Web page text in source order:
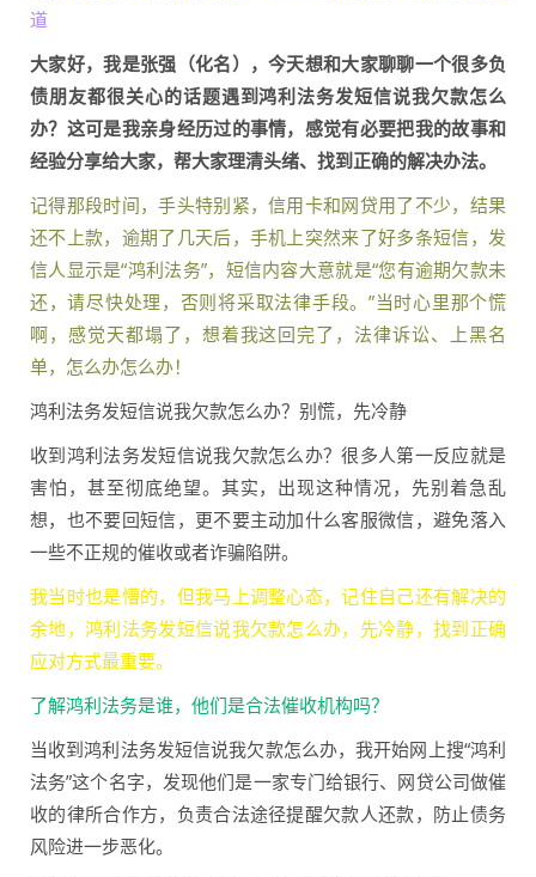
道
大家好，我是张强（化名），今天想和大家聊聊一个很多负
债朋友都很关心的话题遇到鸿利法务发短信说我欠款怎么
办？这可是我亲身经历过的事情，感觉有必要把我的故事和
经验分享给大家，帮大家理清头绪、找到正确的解决办法。
记得那段时间，手头特别紧，信用卡和网贷用了不少，结果
还不上款，逾期了几天后，手机上突然来了好多条短信，发
信人显示是“鸿利法务”，短信内容大意就是“您有逾期欠款未
还，请尽快处理，否则将采取法律手段。”当时心里那个慌
啊，感觉天都塌了，想着我这回完了，法律诉讼、上黑名
单，怎么办怎么办！
鸿利法务发短信说我欠款怎么办？别慌，先冷静
收到鸿利法务发短信说我欠款怎么办？很多人第一反应就是
害怕，甚至彻底绝望。其实，出现这种情况，先别着急乱
想，也不要回短信，更不要主动加什么客服微信，避免落入
一些不正规的催收或者诈骗陷阱。
我当时也是懵的，但我马上调整心态，记住自己还有解决的
余地，鸿利法务发短信说我欠款怎么办，先冷静，找到正确
应对方式最重要。
了解鸿利法务是谁，他们是合法催收机构吗？
当收到鸿利法务发短信说我欠款怎么办，我开始网上搜“鸿利
法务”这个名字，发现他们是一家专门给银行、网贷公司做催
收的律所合作方，负责合法途径提醒欠款人还款，防止债务
风险进一步恶化。